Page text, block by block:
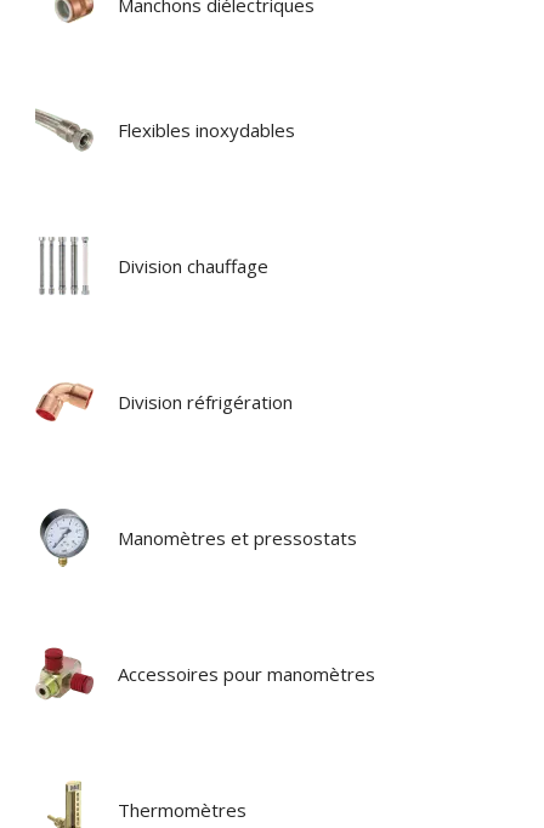
Manchons diélectriques
Flexibles inoxydables
Division chauffage
Division réfrigération
Manomètres et pressostats
Accessoires pour manomètres
Thermomètres